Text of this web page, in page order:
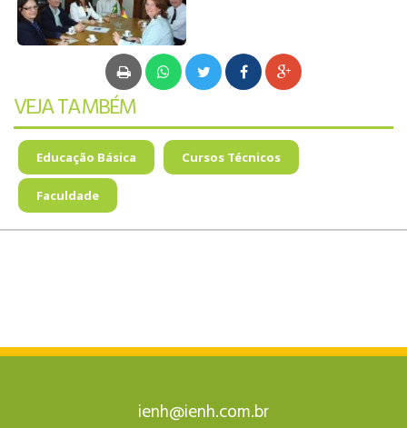
AGENDAR VISITA
VEJA TAMBÉM
Educação Básica Cursos Técnicos
Faculdade
ienh@ienh.com.br